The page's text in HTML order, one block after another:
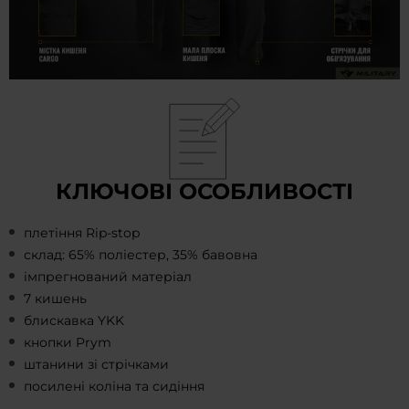
КЛЮЧОВІ ОСОБЛИВОСТІ
плетіння Rip-stop
склад: 65% поліестер, 35% бавовна
імпрегнований матеріал
7 кишень
блискавка YKK
кнопки Prym
штанини зі стрічками
посилені коліна та сидіння